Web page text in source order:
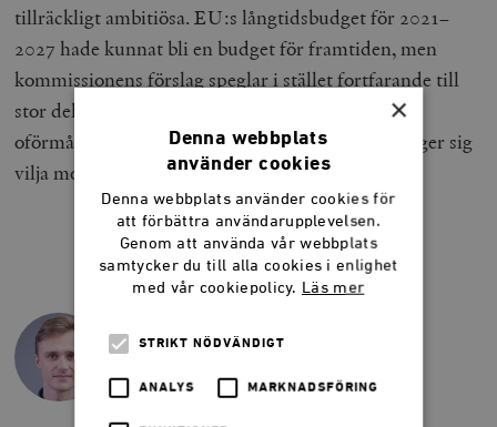
tillräckligt ambitiösa. EU:s långtidsbudget för 2021–
2027 hade kunnat bli en budget för framtiden, men
kommissionens förslag speglar i stället fortfarande till
stor del efterkrigstidens prioriteringar. En sådan
oförmåga till anpassning kan stå en union som säger sig
vilja moderniseras mycket dyrt.
EMANUEL ÖRTENGREN
Emanuel Örtengren är projektledare på
@emanuelorten
emanuel@frivarld.se
×
Denna webbplats
använder cookies
Denna webbplats använder cookies för
att förbättra användarupplevelsen.
Genom att använda vår webbplats
samtycker du till alla cookies i enlighet
med vår cookiepolicy. Läs mer
STRIKT NÖDVÄNDIGT
ANALYS MARKNADSFÖRING